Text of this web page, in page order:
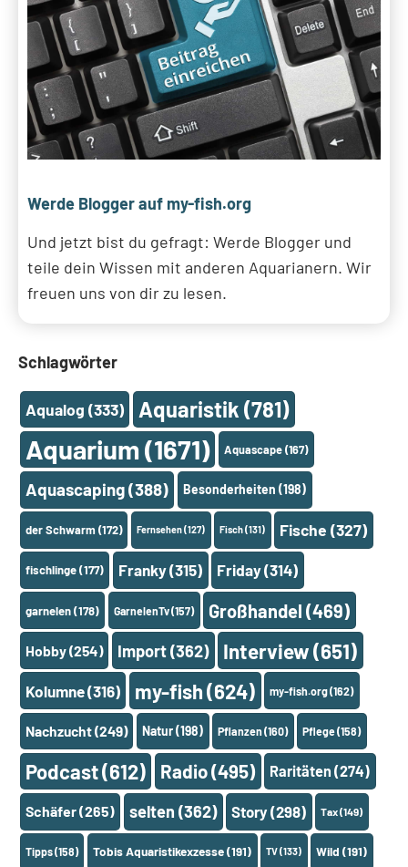
Werde Blogger auf my-fish.org
Und jetzt bist du gefragt: Werde Blogger und
teile dein Wissen mit anderen Aquarianern. Wir
freuen uns von dir zu lesen.
Schlagwörter
Aqualog (333) Aquaristik (781)
Aquarium (1671) Aquascape(167)
Aquascaping(388) Besonderheiten (198)
der Schwarm(172) Fernsehen(127) Fisch(131) Fische (327)
fischlinge(177) Franky(315) Friday(314)
garnelen(178) GarnelenTv(157) Großhandel (469)
Hobby(254) Import(362) Interview(651)
Kolumne(316) my-fish(624) my-fish.org(162)
Nachzucht(249) Natur(198) Pflanzen(160) Pflege(158)
Podcast(612) Radio(495) Raritäten (274)
Schäfer(265) selten (362) Story (298) Tax(149)
Tipps(158) Tobis Aquaristikexzesse(191) TV(133) Wild (191)